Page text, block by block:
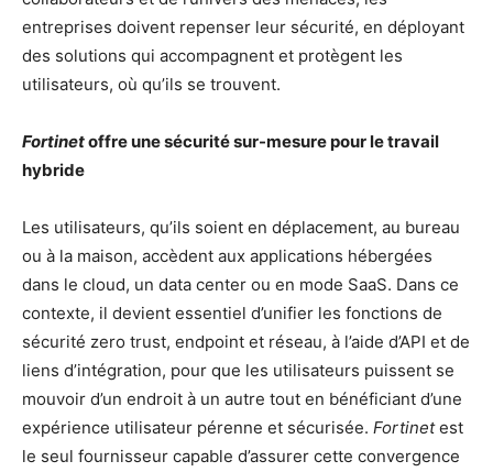
entreprises doivent repenser leur sécurité, en déployant
des solutions qui accompagnent et protègent les
utilisateurs, où qu’ils se trouvent.
Fortinetoffre une sécurité sur-mesure pour le travail
hybride
Les utilisateurs, qu’ils soient en déplacement, au bureau
ou à la maison, accèdent aux applications hébergées
dans le cloud, un data center ou en mode SaaS. Dans ce
contexte, il devient essentiel d’unifier les fonctions de
sécurité zero trust, endpoint et réseau, à l’aide d’API et de
liens d’intégration, pour que les utilisateurs puissent se
mouvoir d’un endroit à un autre tout en bénéficiant d’une
expérience utilisateur pérenne et sécurisée. Fortinetest
le seul fournisseur capable d’assurer cette convergence